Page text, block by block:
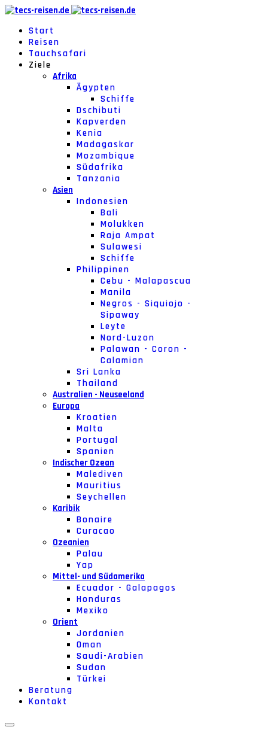
Start
Reisen
Tauchsafari
Ziele
Afrika
Ägypten
Schiffe
Dschibuti
Kapverden
Kenia
Madagaskar
Mozambique
Südafrika
Tanzania
Asien
Indonesien
Bali
Molukken
Raja Ampat
Sulawesi
Schiffe
Philippinen
Cebu - Malapascua
Manila
Negros - Siquiojo -
Sipaway
Leyte
Nord-Luzon
Palawan - Coron -
Calamian
Sri Lanka
Thailand
Australien - Neuseeland
Europa
Kroatien
Malta
Portugal
Spanien
Indischer Ozean
Malediven
Mauritius
Seychellen
Karibik
Bonaire
Curacao
Ozeanien
Palau
Yap
Mittel- und Südamerika
Ecuador - Galapagos
Honduras
Mexiko
Orient
Jordanien
Oman
Saudi-Arabien
Sudan
Türkei
Beratung
Kontakt